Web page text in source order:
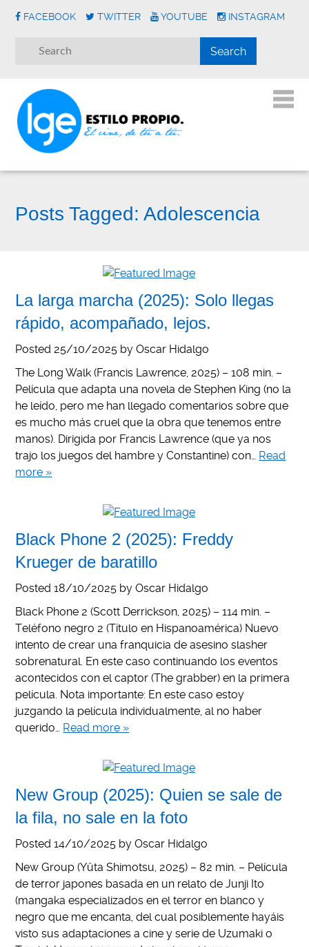
FACEBOOK TWITTER YOUTUBE INSTAGRAM
Posts Tagged: Adolescencia
La larga marcha (2025): Solo llegas
rápido, acompañado, lejos.
Posted 25/10/2025 byOscar Hidalgo
The Long Walk (Francis Lawrence, 2025) – 108 min. –
Película que adapta una novela de Stephen King (no la
he leído, pero me han llegado comentarios sobre que
es mucho más cruel que la obra que tenemos entre
manos). Dirigida por Francis Lawrence (que ya nos
trajo los juegos del hambre y Constantine) con… Read
more »
Black Phone 2 (2025): Freddy
Krueger de baratillo
Posted18/10/2025 byOscar Hidalgo
Black Phone 2 (Scott Derrickson, 2025) – 114 min. –
Teléfono negro 2 (Título en Hispanoamérica) Nuevo
intento de crear una franquicia de asesino slasher
sobrenatural. En este caso continuando los eventos
acontecidos con el captor (The grabber) en la primera
película. Nota importante: En este caso estoy
juzgando la película individualmente, al no haber
querido… Read more »
New Group (2025): Quien se sale de
la fila, no sale en la foto
Posted14/10/2025 byOscar Hidalgo
New Group (Yûta Shimotsu, 2025) – 82 min. – Película
de terror japones basada en un relato de Junji Ito
(mangaka especializados en el terror en blanco y
negro que me encanta, del cual posiblemente hayáis
visto sus adaptaciones a cine y serie de Uzumaki o